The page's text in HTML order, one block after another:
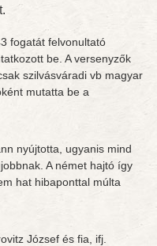
fogatát felvonultató
be. A versenyzők
szilvásváradi vb magyar
mutatta be a
nyújtotta, ugyanis mind
A német hajtó így
hat hibaponttal múlta
József és fia, ifj.